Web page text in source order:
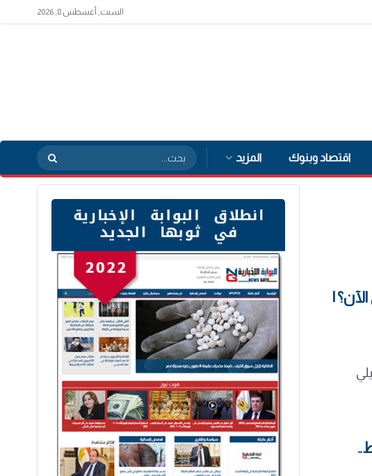
السبت, أغسطس 8, 2026
اقتصاد وبنوك المزيد
|